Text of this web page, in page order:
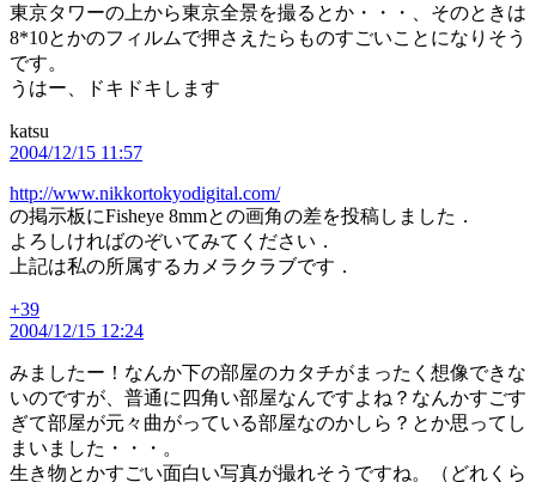
東京タワーの上から東京全景を撮るとか・・・、そのときは
8*10とかのフィルムで押さえたらものすごいことになりそう
です。
うはー、ドキドキします
katsu
発
2004/12/15 11:57
http://www.nikkortokyodigital.com/
の掲示板にFisheye 8mmとの画角の差を投稿しました．
よろしければのぞいてみてください．
上記は私の所属するカメラクラブです．
+39の
発
2004/12/15 12:24
みましたー！なんか下の部屋のカタチがまったく想像できな
いのですが、普通に四角い部屋なんですよね？なんかすごす
ぎて部屋が元々曲がっている部屋なのかしら？とか思ってし
まいました・・・。
生き物とかすごい面白い写真が撮れそうですね。（どれくら